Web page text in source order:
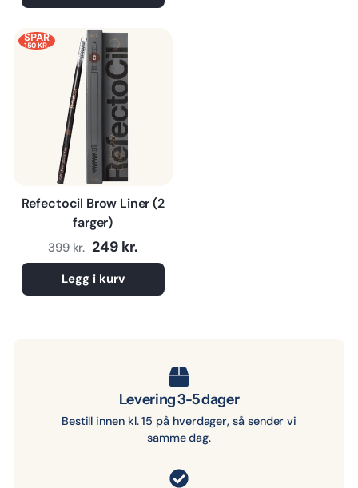
SPAR
150 KR.
Refectocil Brow Liner (2
farger)
Normalpris
399 kr. Tilbudspris
249 kr.
Legg i kurv
Levering 3-5 dager
Bestill innen kl. 15 på hverdager, så sender vi
samme dag.